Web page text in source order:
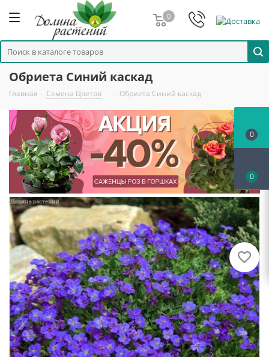
0
Обриета Синий каскад
Главная - Семена Цветов - Обриета Синий каскад
0
0